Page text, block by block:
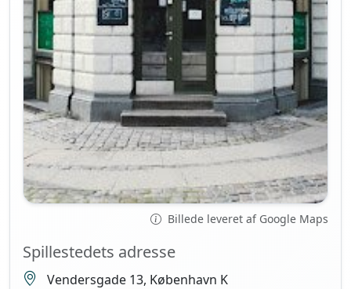
Billede leveret af Google Maps
Spillestedets adresse
Vendersgade 13, København K